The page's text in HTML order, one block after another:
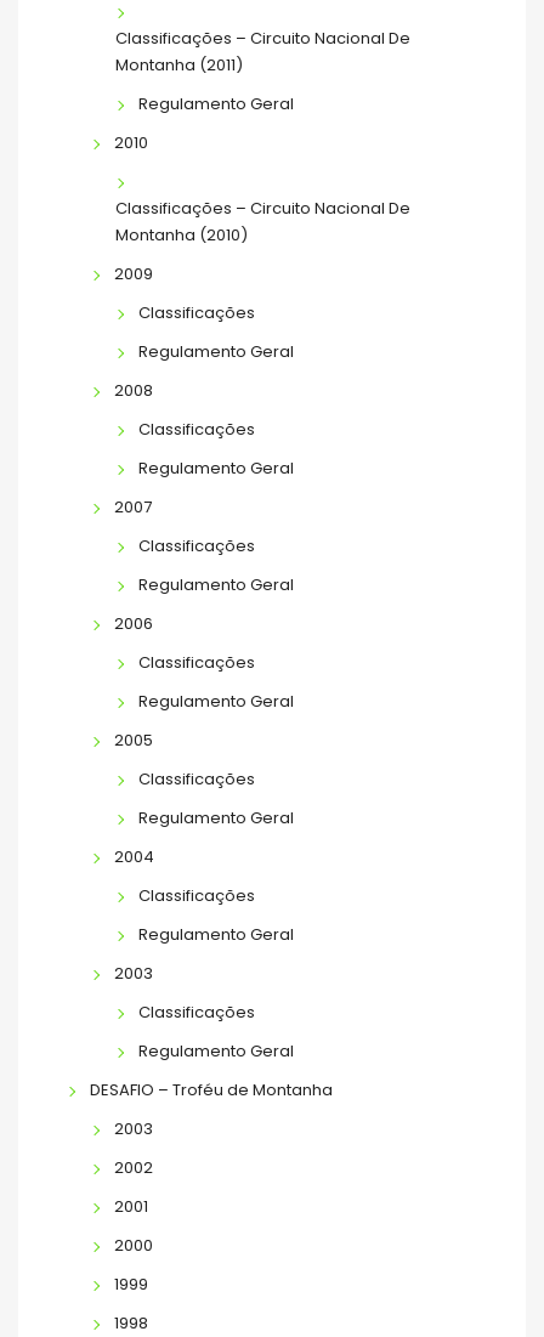
Classificações – Circuito Nacional De
Montanha (2011)
Regulamento Geral
2010
Classificações – Circuito Nacional De
Montanha (2010)
2009
Classificações
Regulamento Geral
2008
Classificações
Regulamento Geral
2007
Classificações
Regulamento Geral
2006
Classificações
Regulamento Geral
2005
Classificações
Regulamento Geral
2004
Classificações
Regulamento Geral
2003
Classificações
Regulamento Geral
DESAFIO – Troféu de Montanha
2003
2002
2001
2000
1999
1998